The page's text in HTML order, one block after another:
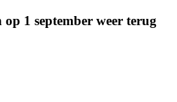
1 september weer terug